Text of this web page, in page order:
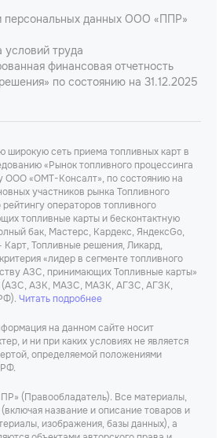
персональных данных ООО «ППР»
условий труда
финансовая отчетность
по состоянию на 31.12.2025
сеть приема топливных карт в
«Рынок топливного процессинга
ООО «ОМТ-Консалт», по состоянию на
участников рынка Топливного
операторов топливного
топливные карты и бесконтактную
бак, Мастерс, Кардекс, ЯндексGo,
Топливные решения, Ликард,
«лидер в сегменте топливного
АЗС, принимающих Топливные карты»
(АЗС, АЗК, МАЗС, МАЗК, АГЗС, АГЗК,
Читать подробнее
на данном сайте носит
и ни при каких условиях не является
определяемой положениями
(Правообладатель). Все материалы,
название и описание товаров и
изображения, базы данных), а